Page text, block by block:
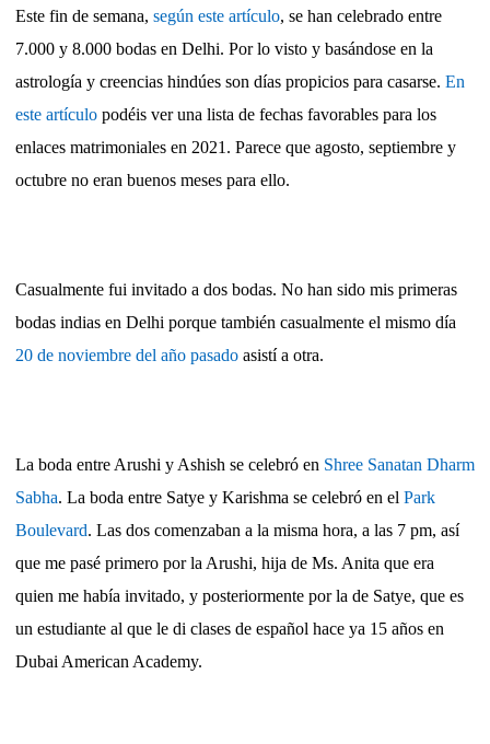
Este fin de semana, según este artículo, se han celebrado entre
7.000 y 8.000 bodas en Delhi. Por lo visto y basándose en la
astrología y creencias hindúes son días propicios para casarse. En
este artículo podéis ver una lista de fechas favorables para los
enlaces matrimoniales en 2021. Parece que agosto, septiembre y
octubre no eran buenos meses para ello.
Casualmente fui invitado a dos bodas. No han sido mis primeras
bodas indias en Delhi porque también casualmente el mismo día
20 de noviembre del año pasado asistí a otra.
La boda entre Arushi y Ashish se celebró en Shree Sanatan Dharm
Sabha. La boda entre Satye y Karishma se celebró en el Park
Boulevard. Las dos comenzaban a la misma hora, a las 7 pm, así
que me pasé primero por la Arushi, hija de Ms. Anita que era
quien me había invitado, y posteriormente por la de Satye, que es
un estudiante al que le di clases de español hace ya 15 años en
Dubai American Academy.